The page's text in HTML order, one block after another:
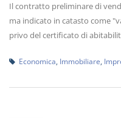
Il contratto preliminare di
ma indicato in catasto come
privo del certificato di
Economica Immobiliare